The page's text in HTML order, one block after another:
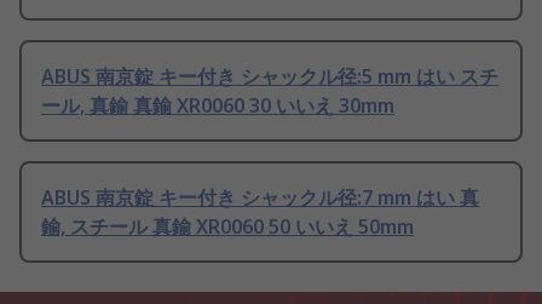
ABUS 南京錠 キー付き シャックル径:5 mm はい スチ
ール, 真鍮 真鍮 XR0060 30 いいえ 30mm
ABUS 南京錠 キー付き シャックル径:7 mm はい 真
鍮, スチール 真鍮 XR0060 50 いいえ 50mm